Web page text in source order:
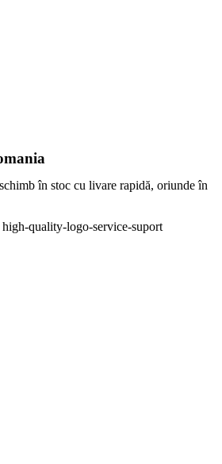
în stoc cu livare rapidă, oriunde în